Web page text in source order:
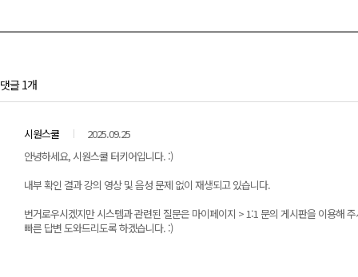
댓글 1개
시원스쿨
2025.09.25
안녕하세요, 시원스쿨 터키어입니다. :)
내부 확인 결과 강의 영상 및 음성 문제 없이 재생되고 있습니다.
번거로우시겠지만 시스템과 관련된 질문은 마이페이지 > 1:1 문의 게시판을 이용해
빠른 답변 도와드리도록 하겠습니다. :)